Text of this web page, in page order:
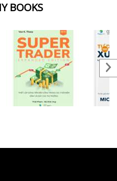
BOOKS